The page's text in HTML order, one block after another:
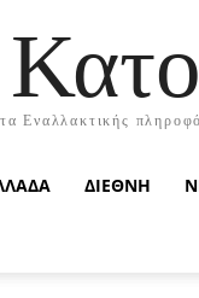
Εναλλακτικής
ΔΙΕΘΝΗ